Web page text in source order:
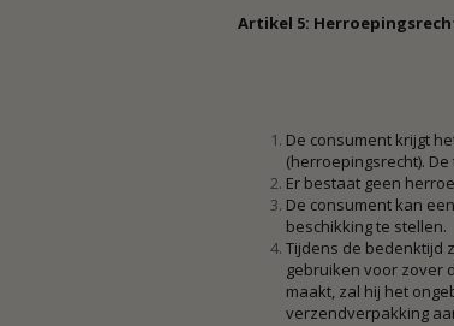
Artikel 5:
De consument krijgt
(herroepingsrecht).
Er bestaat geen
De consument kan
beschikking te stellen.
Tijdens de bedenktijd
gebruiken voor zover
maakt, zal hij het
verzendverpakking